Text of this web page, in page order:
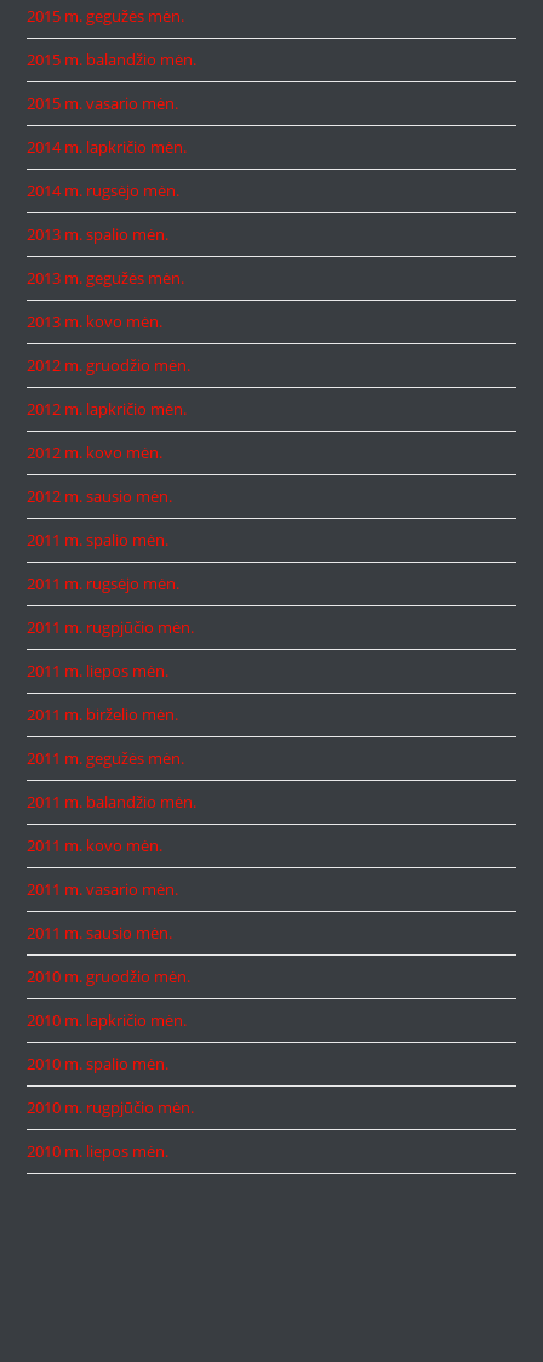
2015 m. gegužės mėn.
2015 m. balandžio mėn.
2015 m. vasario mėn.
2014 m. lapkričio mėn.
2014 m. rugsėjo mėn.
2013 m. spalio mėn.
2013 m. gegužės mėn.
2013 m. kovo mėn.
2012 m. gruodžio mėn.
2012 m. lapkričio mėn.
2012 m. kovo mėn.
2012 m. sausio mėn.
2011 m. spalio mėn.
2011 m. rugsėjo mėn.
2011 m. rugpjūčio mėn.
2011 m. liepos mėn.
2011 m. birželio mėn.
2011 m. gegužės mėn.
2011 m. balandžio mėn.
2011 m. kovo mėn.
2011 m. vasario mėn.
2011 m. sausio mėn.
2010 m. gruodžio mėn.
2010 m. lapkričio mėn.
2010 m. spalio mėn.
2010 m. rugpjūčio mėn.
2010 m. liepos mėn.